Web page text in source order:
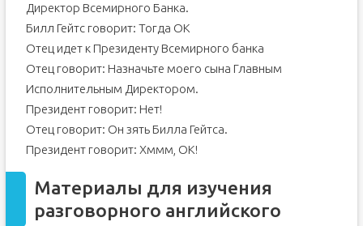
Директор Всемирного Банка.
Билл Гейтс говорит: Тогда ОК
Отец идет к Президенту Всемирного банка
Отец говорит: Назначьте моего сына Главным
Исполнительным Директором.
Президент говорит: Нет!
Отец говорит: Он зять Билла Гейтса.
Президент говорит: Хммм, ОК!
Материалы для изучения
разговорного английского